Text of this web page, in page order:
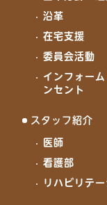
沿革
在宅支援
委員会活動
インフォーム
ンセント
スタッフ紹介
医師
看護部
リハビリテ